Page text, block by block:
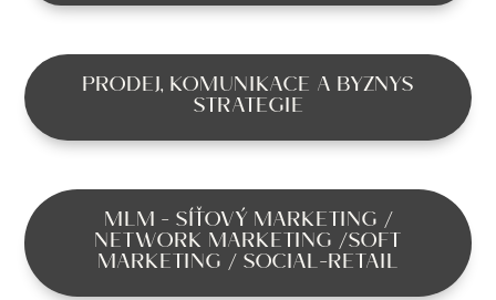
PRODEJ, KOMUNIKACE A BYZNYS
STRATEGIE
MLM - SÍŤOVÝ MARKETING /
NETWORK MARKETING /SOFT
MARKETING / SOCIAL-RETAIL